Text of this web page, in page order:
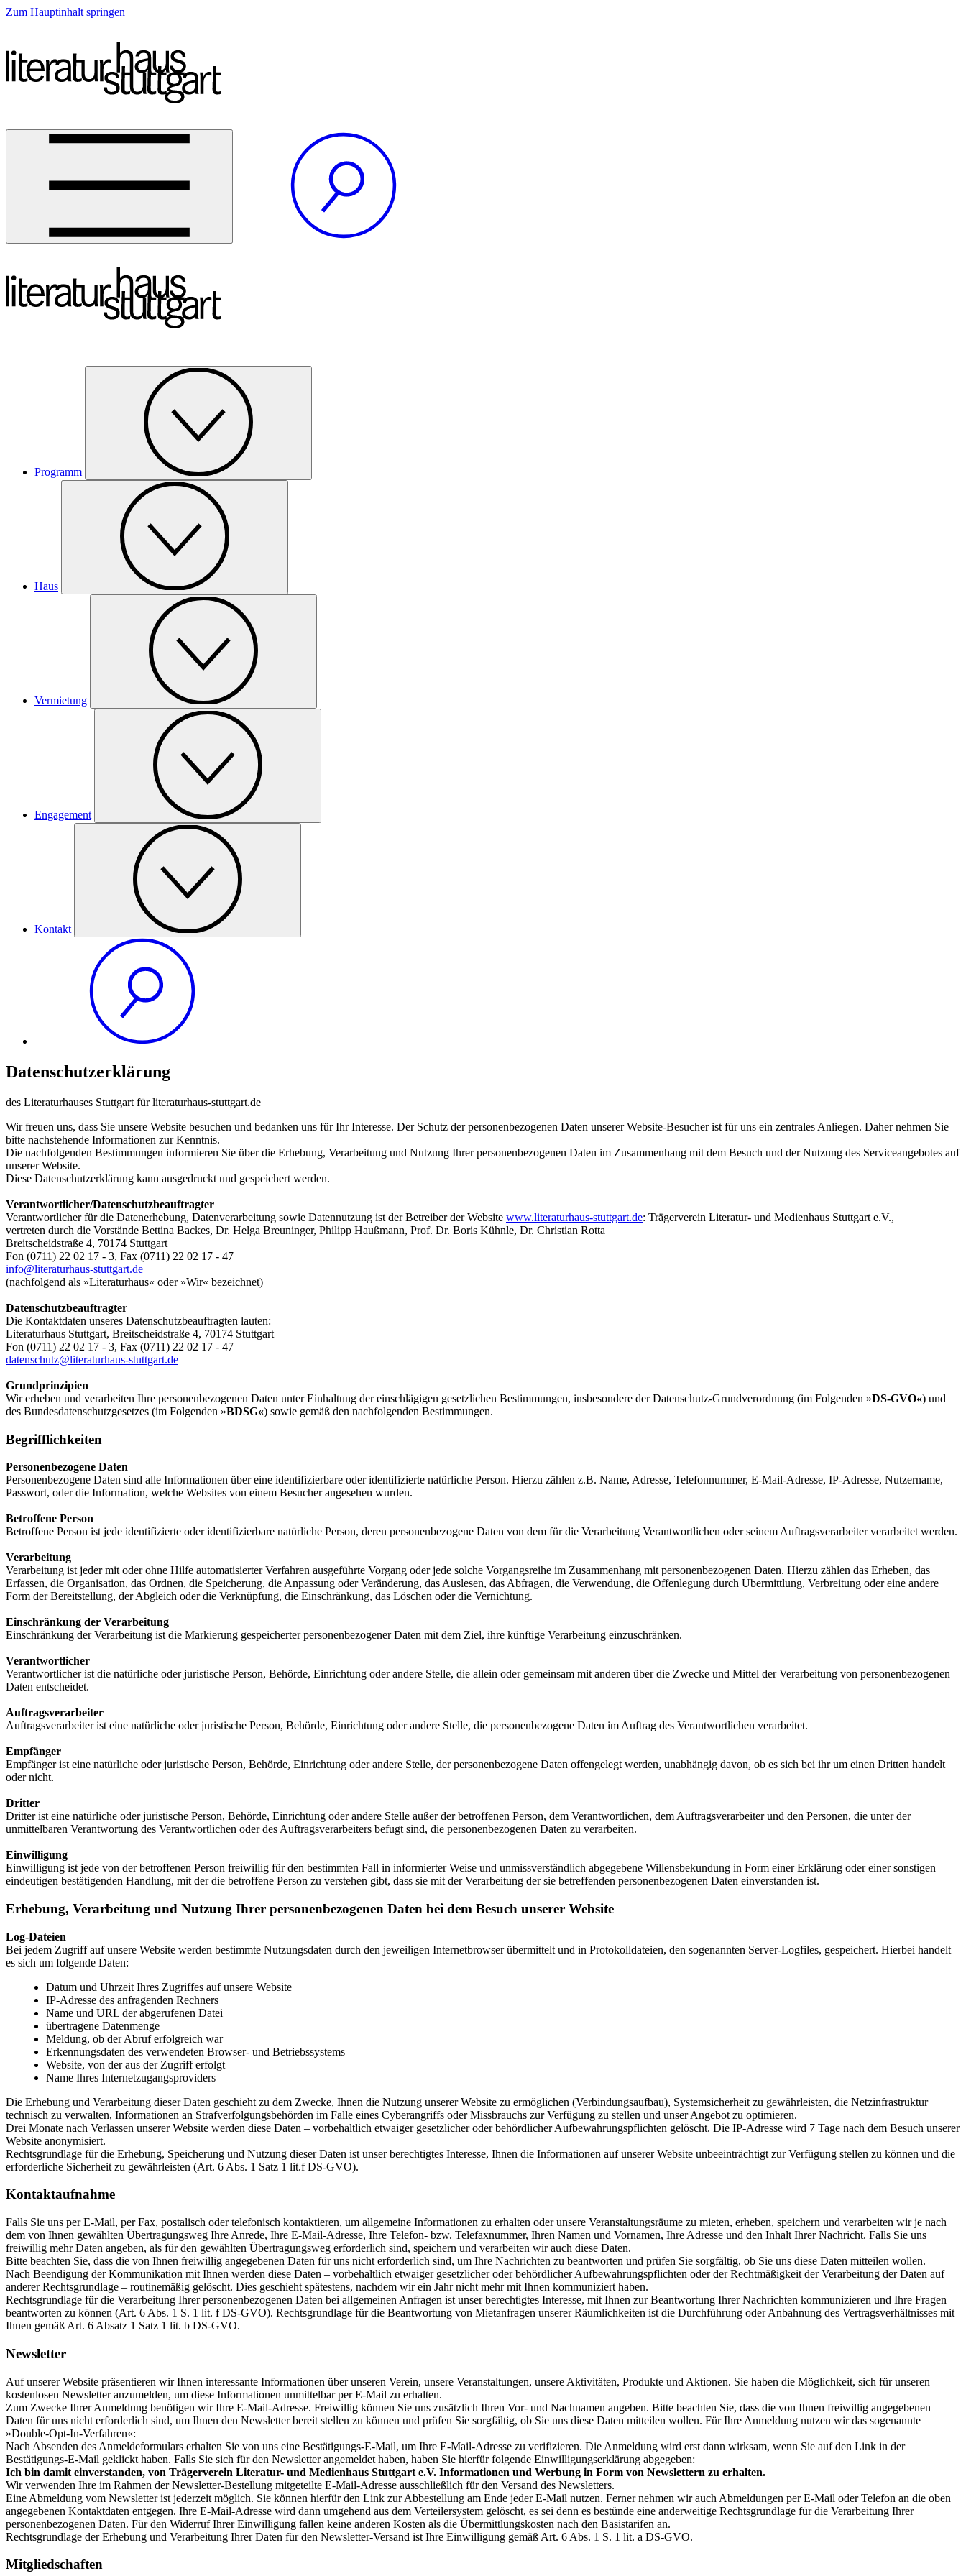
Zum Hauptinhalt springen
Programm
Haus
Vermietung
Engagement
Kontakt
Datenschutzerklärung
des Literaturhauses Stuttgart für literaturhaus-stuttgart.de
Wir freuen uns, dass Sie unsere Website besuchen und bedanken uns für Ihr Interesse. Der Schutz der personenbezogenen Daten unserer Website-Besucher ist für uns ein zentrales Anliegen. Daher nehmen Sie
bitte nachstehende Informationen zur Kenntnis.
Die nachfolgenden Bestimmungen informieren Sie über die Erhebung, Verarbeitung und Nutzung Ihrer personenbezogenen Daten im Zusammenhang mit dem Besuch und der Nutzung des Serviceangebotes auf
unserer Website.
Diese Datenschutzerklärung kann ausgedruckt und gespeichert werden.
Verantwortlicher/Datenschutzbeauftragter
Verantwortlicher für die Datenerhebung, Datenverarbeitung sowie Datennutzung ist der Betreiber der Website www.literaturhaus-stuttgart.de: Trägerverein Literatur- und Medienhaus Stuttgart e.V.,
vertreten durch die Vorstände Bettina Backes, Dr. Helga Breuninger, Philipp Haußmann, Prof. Dr. Boris Kühnle, Dr. Christian Rotta
Breitscheidstraße 4, 70174 Stuttgart
Fon (0711) 22 02 17 - 3, Fax (0711) 22 02 17 - 47
info@literaturhaus-stuttgart.de
(nachfolgend als »Literaturhaus« oder »Wir« bezeichnet)
Datenschutzbeauftragter
Die Kontaktdaten unseres Datenschutzbeauftragten lauten:
Literaturhaus Stuttgart, Breitscheidstraße 4, 70174 Stuttgart
Fon (0711) 22 02 17 - 3, Fax (0711) 22 02 17 - 47
datenschutz@literaturhaus-stuttgart.de
Grundprinzipien
Wir erheben und verarbeiten Ihre personenbezogenen Daten unter Einhaltung der einschlägigen gesetzlichen Bestimmungen, insbesondere der Datenschutz-Grundverordnung (im Folgenden »DS-GVO«) und
des Bundesdatenschutzgesetzes (im Folgenden »BDSG«) sowie gemäß den nachfolgenden Bestimmungen.
Begrifflichkeiten
Personenbezogene Daten
Personenbezogene Daten sind alle Informationen über eine identifizierbare oder identifizierte natürliche Person. Hierzu zählen z.B. Name, Adresse, Telefonnummer, E-Mail-Adresse, IP-Adresse, Nutzername,
Passwort, oder die Information, welche Websites von einem Besucher angesehen wurden.
Betroffene Person
Betroffene Person ist jede identifizierte oder identifizierbare natürliche Person, deren personenbezogene Daten von dem für die Verarbeitung Verantwortlichen oder seinem Auftragsverarbeiter verarbeitet werden.
Verarbeitung
Verarbeitung ist jeder mit oder ohne Hilfe automatisierter Verfahren ausgeführte Vorgang oder jede solche Vorgangsreihe im Zusammenhang mit personenbezogenen Daten. Hierzu zählen das Erheben, das
Erfassen, die Organisation, das Ordnen, die Speicherung, die Anpassung oder Veränderung, das Auslesen, das Abfragen, die Verwendung, die Offenlegung durch Übermittlung, Verbreitung oder eine andere
Form der Bereitstellung, der Abgleich oder die Verknüpfung, die Einschränkung, das Löschen oder die Vernichtung.
Einschränkung der Verarbeitung
Einschränkung der Verarbeitung ist die Markierung gespeicherter personenbezogener Daten mit dem Ziel, ihre künftige Verarbeitung einzuschränken.
Verantwortlicher
Verantwortlicher ist die natürliche oder juristische Person, Behörde, Einrichtung oder andere Stelle, die allein oder gemeinsam mit anderen über die Zwecke und Mittel der Verarbeitung von personenbezogenen
Daten entscheidet.
Auftragsverarbeiter
Auftragsverarbeiter ist eine natürliche oder juristische Person, Behörde, Einrichtung oder andere Stelle, die personenbezogene Daten im Auftrag des Verantwortlichen verarbeitet.
Empfänger
Empfänger ist eine natürliche oder juristische Person, Behörde, Einrichtung oder andere Stelle, der personenbezogene Daten offengelegt werden, unabhängig davon, ob es sich bei ihr um einen Dritten handelt
oder nicht.
Dritter
Dritter ist eine natürliche oder juristische Person, Behörde, Einrichtung oder andere Stelle außer der betroffenen Person, dem Verantwortlichen, dem Auftragsverarbeiter und den Personen, die unter der
unmittelbaren Verantwortung des Verantwortlichen oder des Auftragsverarbeiters befugt sind, die personenbezogenen Daten zu verarbeiten.
Einwilligung
Einwilligung ist jede von der betroffenen Person freiwillig für den bestimmten Fall in informierter Weise und unmissverständlich abgegebene Willensbekundung in Form einer Erklärung oder einer sonstigen
eindeutigen bestätigenden Handlung, mit der die betroffene Person zu verstehen gibt, dass sie mit der Verarbeitung der sie betreffenden personenbezogenen Daten einverstanden ist.
Erhebung, Verarbeitung und Nutzung Ihrer personenbezogenen Daten bei dem Besuch unserer Website
Log-Dateien
Bei jedem Zugriff auf unsere Website werden bestimmte Nutzungsdaten durch den jeweiligen Internetbrowser übermittelt und in Protokolldateien, den sogenannten Server-Logfiles, gespeichert. Hierbei handelt
es sich um folgende Daten:
Datum und Uhrzeit Ihres Zugriffes auf unsere Website
IP-Adresse des anfragenden Rechners
Name und URL der abgerufenen Datei
übertragene Datenmenge
Meldung, ob der Abruf erfolgreich war
Erkennungsdaten des verwendeten Browser- und Betriebssystems
Website, von der aus der Zugriff erfolgt
Name Ihres Internetzugangsproviders
Die Erhebung und Verarbeitung dieser Daten geschieht zu dem Zwecke, Ihnen die Nutzung unserer Website zu ermöglichen (Verbindungsaufbau), Systemsicherheit zu gewährleisten, die Netzinfrastruktur
technisch zu verwalten, Informationen an Strafverfolgungsbehörden im Falle eines Cyberangriffs oder Missbrauchs zur Verfügung zu stellen und unser Angebot zu optimieren.
Drei Monate nach Verlassen unserer Website werden diese Daten – vorbehaltlich etwaiger gesetzlicher oder behördlicher Aufbewahrungspflichten gelöscht. Die IP-Adresse wird 7 Tage nach dem Besuch unserer
Website anonymisiert.
Rechtsgrundlage für die Erhebung, Speicherung und Nutzung dieser Daten ist unser berechtigtes Interesse, Ihnen die Informationen auf unserer Website unbeeinträchtigt zur Verfügung stellen zu können und die
erforderliche Sicherheit zu gewährleisten (Art. 6 Abs. 1 Satz 1 lit.f DS-GVO).
Kontaktaufnahme
Falls Sie uns per E-Mail, per Fax, postalisch oder telefonisch kontaktieren, um allgemeine Informationen zu erhalten oder unsere Veranstaltungsräume zu mieten, erheben, speichern und verarbeiten wir je nach
dem von Ihnen gewählten Übertragungsweg Ihre Anrede, Ihre E-Mail-Adresse, Ihre Telefon- bzw. Telefaxnummer, Ihren Namen und Vornamen, Ihre Adresse und den Inhalt Ihrer Nachricht. Falls Sie uns
freiwillig mehr Daten angeben, als für den gewählten Übertragungsweg erforderlich sind, speichern und verarbeiten wir auch diese Daten.
Bitte beachten Sie, dass die von Ihnen freiwillig angegebenen Daten für uns nicht erforderlich sind, um Ihre Nachrichten zu beantworten und prüfen Sie sorgfältig, ob Sie uns diese Daten mitteilen wollen.
Nach Beendigung der Kommunikation mit Ihnen werden diese Daten – vorbehaltlich etwaiger gesetzlicher oder behördlicher Aufbewahrungspflichten oder der Rechtmäßigkeit der Verarbeitung der Daten auf
anderer Rechtsgrundlage – routinemäßig gelöscht. Dies geschieht spätestens, nachdem wir ein Jahr nicht mehr mit Ihnen kommuniziert haben.
Rechtsgrundlage für die Verarbeitung Ihrer personenbezogenen Daten bei allgemeinen Anfragen ist unser berechtigtes Interesse, mit Ihnen zur Beantwortung Ihrer Nachrichten kommunizieren und Ihre Fragen
beantworten zu können (Art. 6 Abs. 1 S. 1 lit. f DS-GVO). Rechtsgrundlage für die Beantwortung von Mietanfragen unserer Räumlichkeiten ist die Durchführung oder Anbahnung des Vertragsverhältnisses mit
Ihnen gemäß Art. 6 Absatz 1 Satz 1 lit. b DS-GVO.
Newsletter
Auf unserer Website präsentieren wir Ihnen interessante Informationen über unseren Verein, unsere Veranstaltungen, unsere Aktivitäten, Produkte und Aktionen. Sie haben die Möglichkeit, sich für unseren
kostenlosen Newsletter anzumelden, um diese Informationen unmittelbar per E-Mail zu erhalten.
Zum Zwecke Ihrer Anmeldung benötigen wir Ihre E-Mail-Adresse. Freiwillig können Sie uns zusätzlich Ihren Vor- und Nachnamen angeben. Bitte beachten Sie, dass die von Ihnen freiwillig angegebenen
Daten für uns nicht erforderlich sind, um Ihnen den Newsletter bereit stellen zu können und prüfen Sie sorgfältig, ob Sie uns diese Daten mitteilen wollen. Für Ihre Anmeldung nutzen wir das sogenannte
»Double-Opt-In-Verfahren«:
Nach Absenden des Anmeldeformulars erhalten Sie von uns eine Bestätigungs-E-Mail, um Ihre E-Mail-Adresse zu verifizieren. Die Anmeldung wird erst dann wirksam, wenn Sie auf den Link in der
Bestätigungs-E-Mail geklickt haben. Falls Sie sich für den Newsletter angemeldet haben, haben Sie hierfür folgende Einwilligungserklärung abgegeben:
Ich bin damit einverstanden, von Trägerverein Literatur- und Medienhaus Stuttgart e.V. Informationen und Werbung in Form von Newslettern zu erhalten.
Wir verwenden Ihre im Rahmen der Newsletter-Bestellung mitgeteilte E-Mail-Adresse ausschließlich für den Versand des Newsletters.
Eine Abmeldung vom Newsletter ist jederzeit möglich. Sie können hierfür den Link zur Abbestellung am Ende jeder E-Mail nutzen. Ferner nehmen wir auch Abmeldungen per E-Mail oder Telefon an die oben
angegebenen Kontaktdaten entgegen. Ihre E-Mail-Adresse wird dann umgehend aus dem Verteilersystem gelöscht, es sei denn es bestünde eine anderweitige Rechtsgrundlage für die Verarbeitung Ihrer
personenbezogenen Daten. Für den Widerruf Ihrer Einwilligung fallen keine anderen Kosten als die Übermittlungskosten nach den Basistarifen an.
Rechtsgrundlage der Erhebung und Verarbeitung Ihrer Daten für den Newsletter-Versand ist Ihre Einwilligung gemäß Art. 6 Abs. 1 S. 1 lit. a DS-GVO.
Mitgliedschaften